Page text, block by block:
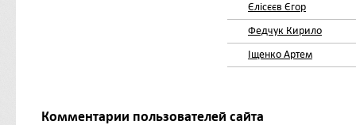
Єлісєєв Єгор
Федчук Кирило
Іщенко Артем
Комментарии пользователей сайта